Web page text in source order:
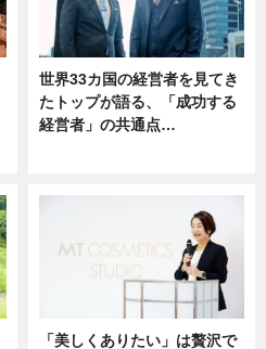
世界33カ国の経営者を見てき
たトップが語る、「成功する
経営者」の共通点…
「美しくありたい」は贅沢で